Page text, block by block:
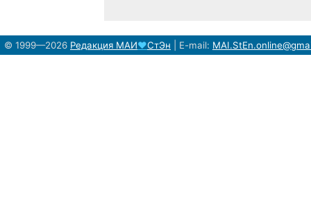
© 1999—2026 Редакция МАИ♥СтЭн E-mail: